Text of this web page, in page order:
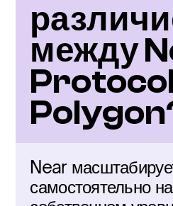
между
Near
самостоятельно